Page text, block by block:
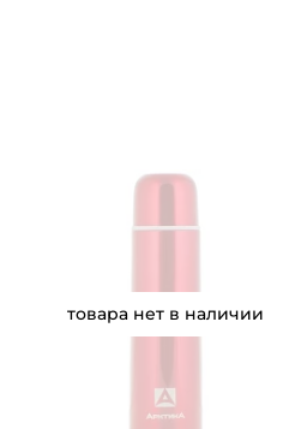
товара нет в наличии